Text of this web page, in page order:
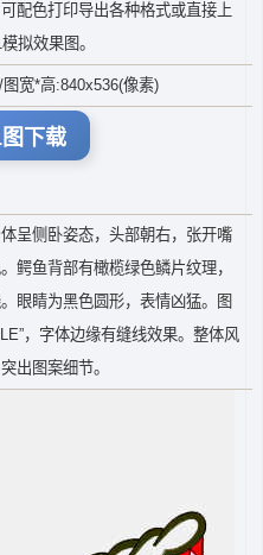
配色打印导出各种格式或直接上
拟效果图。
宽*高:840x536(像素)
下载
呈侧卧姿态，头部朝右，张开嘴
鳄鱼背部有橄榄绿色鳞片纹理，
眼睛为黑色圆形，表情凶猛。图
，字体边缘有缝线效果。整体风
出图案细节。